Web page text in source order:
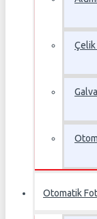
Otomatik